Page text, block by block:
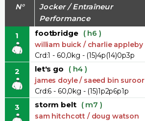
N°
Jocker / Entraîneur
Performance
1
footbridge ( h6 )
william buick / charlie appleby
Crd:1 - 60,0kg - (15)4p(14)0p3p
2 let's go ( h4 )
james doyle / saeed bin suroor
Crd:6 - 60,0kg - (15)1p2p6p1p
3 storm belt ( m7 )
sam hitchcott / doug watson